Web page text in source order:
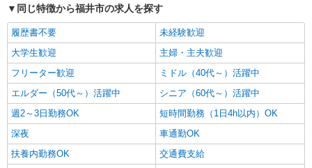
福井県福井市米松2-24-30
詳細を見る
アルバイト パート
ピザハット オレボフェニックス店
ピザの宅配／デリバリー・配達
時給1,200円以上 平日 時給1,200円以上 研修
期間2ヶ月は時給1400円 土日・祝日 時給1,250円
以上 高校生 時給1,200円以上
福井県福井市松本4ー12ー12
同じ特徴から福井市の求人を探す
履歴書不要
未経験歓迎
大学生歓迎
主婦・主夫歓迎
フリーター歓迎
ミドル（40代～）活躍中
エルダー（50代～）活躍中
シニア（60代～）活躍中
週2～3日勤務OK
短時間勤務（1日4h以内）OK
深夜
車通勤OK
扶養内勤務OK
交通費支給